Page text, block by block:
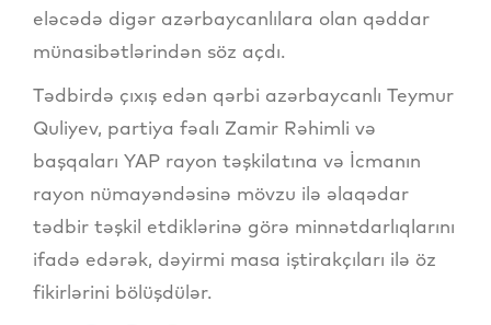
eləcədə digər azərbaycanlılara olan qəddar
münasibətlərindən söz açdı.
Tədbirdə çıxış edən qərbi azərbaycanlı Teymur
Quliyev, partiya fəalı Zamir Rəhimli və
başqaları YAP rayon təşkilatına və İcmanın
rayon nümayəndəsinə mövzu ilə əlaqədar
tədbir təşkil etdiklərinə görə minnətdarlıqlarını
ifadə edərək, dəyirmi masa iştirakçıları ilə öz
fikirlərini bölüşdülər.